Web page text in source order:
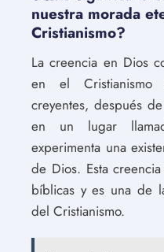
nuestra morada
Cristianismo?
La creencia en Dios
en el
creyentes, después
en un lugar
experimenta una
de Dios. Esta
bíblicas y es una de
del Cristianismo.